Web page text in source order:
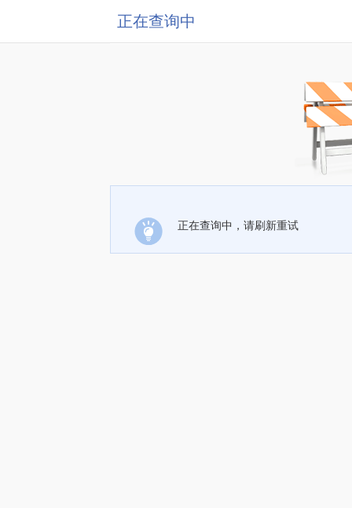
正在查询中
正在查询中，请刷新重试